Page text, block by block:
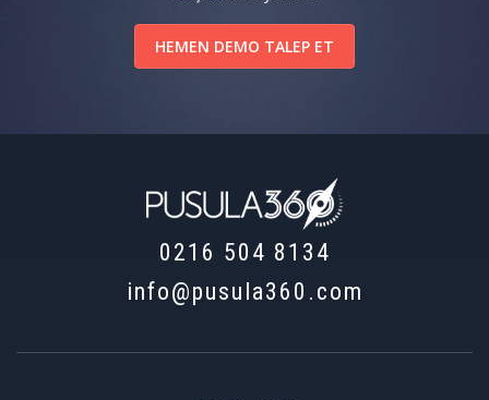
HEMEN DEMO TALEP ET
0216 504 8134
info@pusula360.com